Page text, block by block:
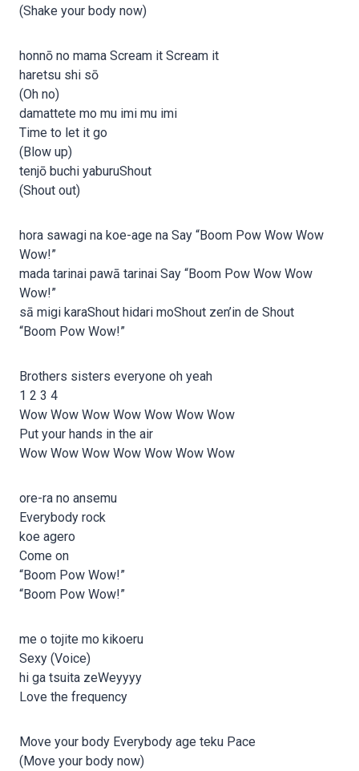
(Shake your body now)
honnō no mama Scream it Scream it
haretsu shi sō
(Oh no)
damattete mo mu imi mu imi
Time to let it go
(Blow up)
tenjō buchi yaburuShout
(Shout out)
hora sawagi na koe-age na Say “Boom Pow Wow Wow
Wow!”
mada tarinai pawā tarinai Say “Boom Pow Wow Wow
Wow!”
sā migi karaShout hidari moShout zen’in de Shout
“Boom Pow Wow!”
Brothers sisters everyone oh yeah
1 2 3 4
Wow Wow Wow Wow Wow Wow Wow
Put your hands in the air
Wow Wow Wow Wow Wow Wow Wow
ore-ra no ansemu
Everybody rock
koe agero
Come on
“Boom Pow Wow!”
“Boom Pow Wow!”
me o tojite mo kikoeru
Sexy (Voice)
hi ga tsuita zeWeyyyy
Love the frequency
Move your body Everybody age teku Pace
(Move your body now)